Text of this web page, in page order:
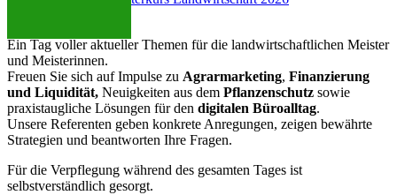
Ein Tag voller aktueller Themen für die landwirtschaftlichen Meister
und Meisterinnen.
Freuen Sie sich auf Impulse zu Agrarmarketing, Finanzierung
und Liquidität, Neuigkeiten aus dem Pflanzenschutz sowie
praxistaugliche Lösungen für den digitalen Büroalltag.
Unsere Referenten geben konkrete Anregungen, zeigen bewährte
Strategien und beantworten Ihre Fragen.
Für die Verpflegung während des gesamten Tages ist
selbstverständlich gesorgt.